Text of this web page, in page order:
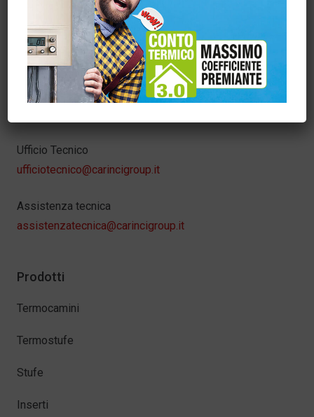
Servizio Clienti – Ordini
sora@carincigroup.it
Amministrazione
Ufficio Tecnico
ufficiotecnico@carincigroup.it
Assistenza tecnica
assistenzatecnica@carincigroup.it
Prodotti
Termocamini
Termostufe
Stufe
Inserti